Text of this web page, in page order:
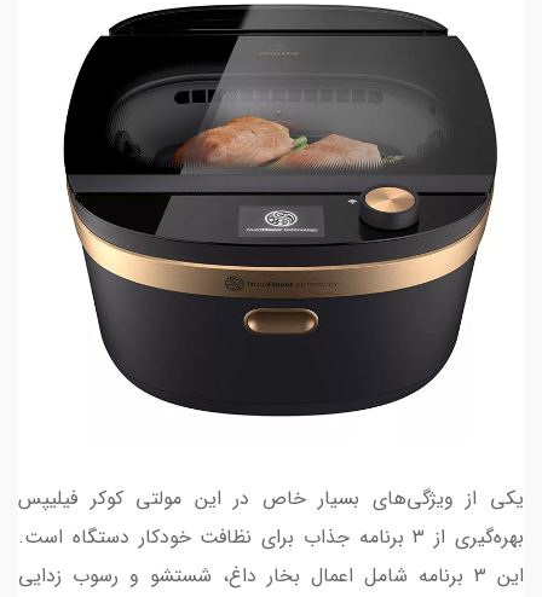
یکی از ویژگی‌های بسیار خاص در این مولتی کوکر فیلیپس
بهره‌گیری از ۳ برنامه جذاب برای نظافت خودکار دستگاه است.
این ۳ برنامه شامل اعمال بخار داغ، شستشو و رسوب زدایی